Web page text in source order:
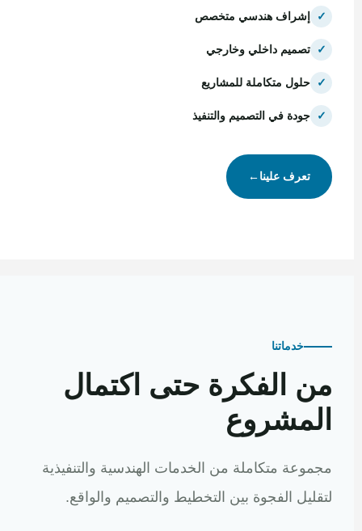
✓ إشراف هندسي متخصص
✓ تصميم داخلي وخارجي
✓ حلول متكاملة للمشاريع
✓ جودة في التصميم والتنفيذ
تعرف علينا←
خدماتنا
من الفكرة حتى اكتمال
المشروع
مجموعة متكاملة من الخدمات الهندسية والتنفيذية
لتقليل الفجوة بين التخطيط والتصميم والواقع.